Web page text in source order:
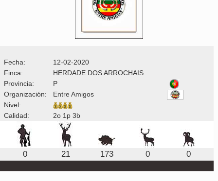
Fecha:
12-02-2020
Finca:
HERDADE DOS ARROCHAIS
Provincia:
P
Organización:
Entre Amigos
Nivel:
Calidad:
2o 1p 3b
0 21 173 0 0